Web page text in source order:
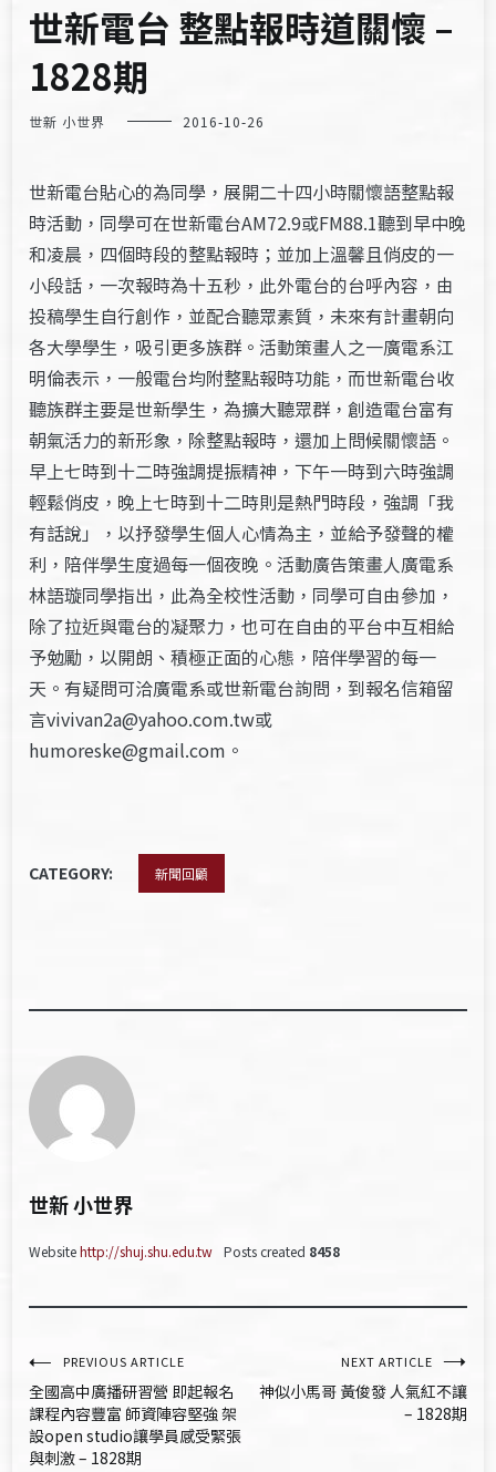
世新電台 整點報時道關懷 –
1828期
世新 小世界 2016-10-26
世新電台貼心的為同學，展開二十四小時關懷語整點報
時活動，同學可在世新電台AM72.9或FM88.1聽到早中晚
和凌晨，四個時段的整點報時；並加上溫馨且俏皮的一
小段話，一次報時為十五秒，此外電台的台呼內容，由
投稿學生自行創作，並配合聽眾素質，未來有計畫朝向
各大學學生，吸引更多族群。活動策畫人之一廣電系江
明倫表示，一般電台均附整點報時功能，而世新電台收
聽族群主要是世新學生，為擴大聽眾群，創造電台富有
朝氣活力的新形象，除整點報時，還加上問候關懷語。
早上七時到十二時強調提振精神，下午一時到六時強調
輕鬆俏皮，晚上七時到十二時則是熱門時段，強調「我
有話說」，以抒發學生個人心情為主，並給予發聲的權
利，陪伴學生度過每一個夜晚。活動廣告策畫人廣電系
林語璇同學指出，此為全校性活動，同學可自由參加，
除了拉近與電台的凝聚力，也可在自由的平台中互相給
予勉勵，以開朗、積極正面的心態，陪伴學習的每一
天。有疑問可洽廣電系或世新電台詢問，到報名信箱留
言vivivan2a@yahoo.com.tw或
humoreske@gmail.com。
CATEGORY: 新聞回顧
世新 小世界
Websitehttp://shuj.shu.edu.tw Posts created 8458
文
章
導
PREVIOUS ARTICLE
全國高中廣播研習營 即起報名
課程內容豐富 師資陣容堅強 架
設open studio讓學員感受緊張
與刺激 – 1828期
NEXT ARTICLE
神似小馬哥 黃俊發 人氣紅不讓
– 1828期